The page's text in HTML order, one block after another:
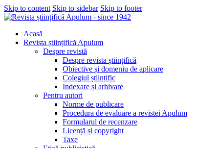
Skip to content Skip to sidebar Skip to footer
Acasă
Revista științifică Apulum
Despre revistă
Despre revista științifică
Obiective și domeniu de aplicare
Colegiul științific
Indexare și arhivare
Pentru autori
Norme de publicare
Procedura de evaluare a revistei Apulum
Formularul de recenzare
Licență și copyright
Taxe